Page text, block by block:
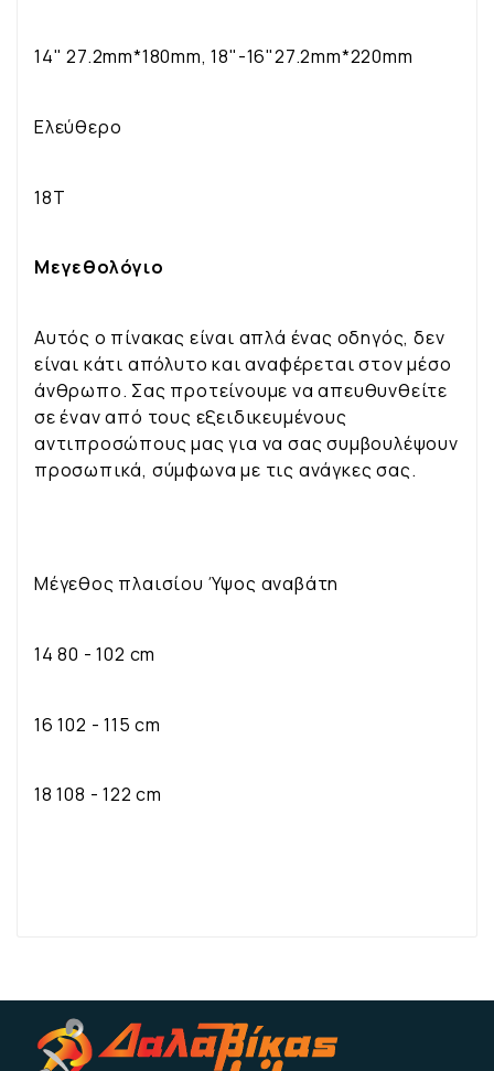
14" 27.2mm*180mm, 18"-16"27.2mm*220mm
Ελεύθερο
18Τ
Μεγεθολόγιο
Αυτός ο πίνακας είναι απλά ένας οδηγός, δεν
είναι κάτι απόλυτο και αναφέρεται στον μέσο
άνθρωπο. Σας προτείνουμε να απευθυνθείτε
σε έναν από τους εξειδικευμένους
αντιπροσώπους μας για να σας συμβουλέψουν
προσωπικά, σύμφωνα με τις ανάγκες σας.
Μέγεθος πλαισίου Ύψος αναβάτη
14 80 - 102 cm
16 102 - 115 cm
18 108 - 122 cm